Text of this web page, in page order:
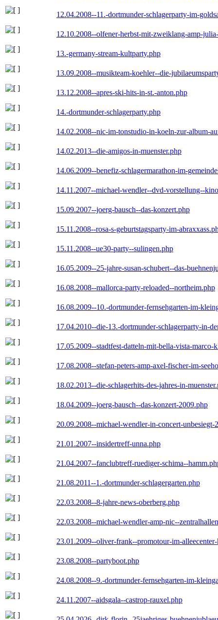
12.04.2008--11.-dortmunder-schlagerparty-im-
12.10.2008--olfener-herbst-mit-zweiklang-amp-
13.-germany-stream-kultparty.php
13.09.2008--musikteam-koehler--die-
13.12.2008--apres-ski-hits-in-st.-anton.php
14.-dortmunder-schlagerparty.php
14.02.2008--nic-im-tonstudio-in-koeln-zur-album-
14.02.2013--die-amigos-in-muenster.php
14.06.2009--benefiz-schlagermarathon-im-
14.11.2007--michael-wendler--dvd-vorstellung--
15.09.2007--joerg-bausch--das-konzert.php
15.11.2008--rosa-s-geburtstagsparty-im-
15.11.2008--ue30-party--sulingen.php
16.05.2009--25-jahre-susan-schubert--das-
16.08.2008--mallorca-party-reloaded--northeim.php
16.08.2009--10.-dortmunder-fernsehgarten-im-
17.04.2010--die-13.-dortmunder-schlagerparty-in-
17.05.2009--stadtfest-datteln-mit-bella-vista-marco-
17.08.2008--stefan-peters-amp-axel-fischer-im-
18.02.2013--die-schlagerhits-des-jahres-in-
18.04.2009--joerg-bausch--das-konzert-2009.php
20.09.2008--michael-wendler-in-concert-unbesiegt-
21.01.2007--insidertreff-unna.php
21.04.2007--fanclubtreff-ruediger-schima--
21.08.2011--1.-dortmunder-schlagergarten.php
22.03.2008--8-jahre-news-oberberg.php
22.03.2008--michael-wendler-amp-nic--
23.01.2009--oliver-frank--promotour-im-
23.08.2008--partyboot.php
24.08.2008--9.-dortmunder-fernsehgarten-im-
24.11.2007--aidsgala--castrop-rauxel.php